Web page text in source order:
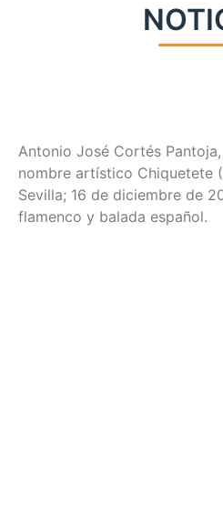
Antonio José Cortés
nombre artístico Chiquetete
Sevilla; 16 de diciembre de
flamenco y balada español.